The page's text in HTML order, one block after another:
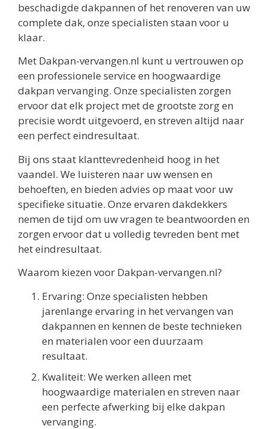
beschadigde dakpannen of het renoveren van uw
complete dak, onze specialisten staan voor u
klaar.
Met Dakpan-vervangen.nl kunt u vertrouwen op
een professionele service en hoogwaardige
dakpan vervanging. Onze specialisten zorgen
ervoor dat elk project met de grootste zorg en
precisie wordt uitgevoerd, en streven altijd naar
een perfect eindresultaat.
Bij ons staat klanttevredenheid hoog in het
vaandel. We luisteren naar uw wensen en
behoeften, en bieden advies op maat voor uw
specifieke situatie. Onze ervaren dakdekkers
nemen de tijd om uw vragen te beantwoorden en
zorgen ervoor dat u volledig tevreden bent met
het eindresultaat.
Waarom kiezen voor Dakpan-vervangen.nl?
Ervaring: Onze specialisten hebben
jarenlange ervaring in het vervangen van
dakpannen en kennen de beste technieken
en materialen voor een duurzaam
resultaat.
Kwaliteit: We werken alleen met
hoogwaardige materialen en streven naar
een perfecte afwerking bij elke dakpan
vervanging.